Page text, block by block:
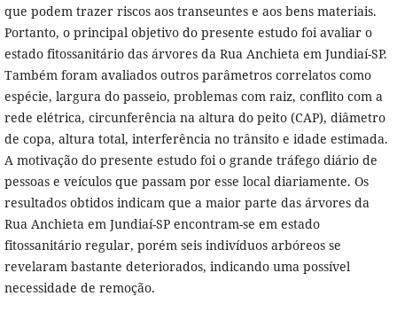
que podem trazer riscos aos transeuntes e aos bens materiais.
Portanto, o principal objetivo do presente estudo foi avaliar o
estado fitossanitário das árvores da Rua Anchieta em Jundiaí-SP.
Também foram avaliados outros parâmetros correlatos como
espécie, largura do passeio, problemas com raiz, conflito com a
rede elétrica, circunferência na altura do peito (CAP), diâmetro
de copa, altura total, interferência no trânsito e idade estimada.
A motivação do presente estudo foi o grande tráfego diário de
pessoas e veículos que passam por esse local diariamente. Os
resultados obtidos indicam que a maior parte das árvores da
Rua Anchieta em Jundiaí-SP encontram-se em estado
fitossanitário regular, porém seis indivíduos arbóreos se
revelaram bastante deteriorados, indicando uma possível
necessidade de remoção.